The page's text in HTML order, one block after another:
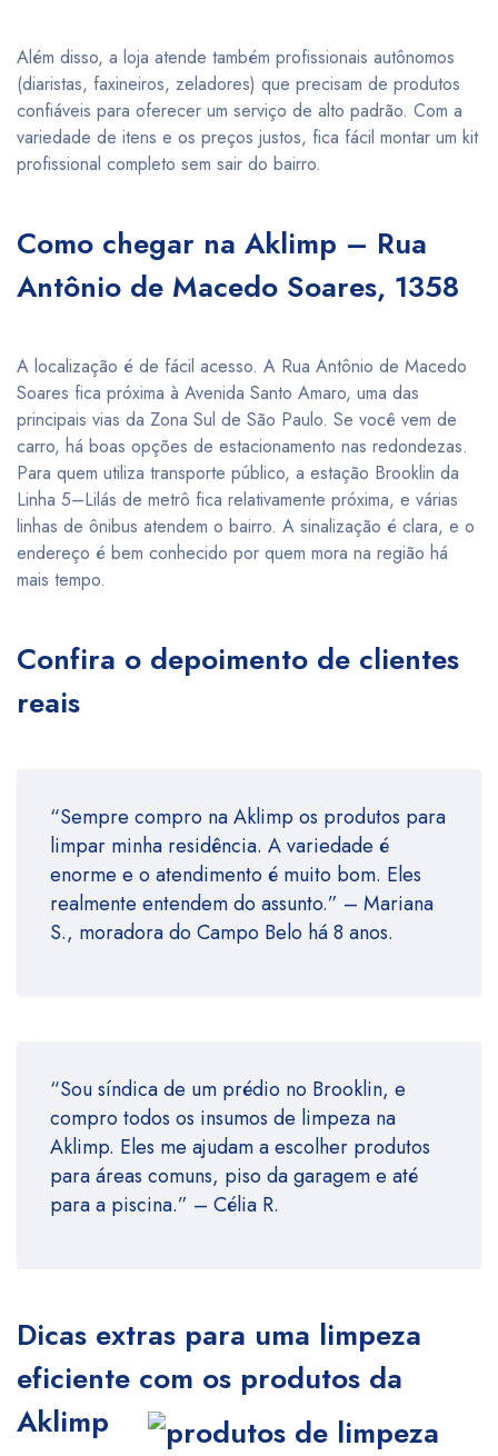
Além disso, a loja atende também profissionais autônomos
(diaristas, faxineiros, zeladores) que precisam de produtos
confiáveis para oferecer um serviço de alto padrão. Com a
variedade de itens e os preços justos, fica fácil montar um kit
profissional completo sem sair do bairro.
Como chegar na Aklimp – Rua
Antônio de Macedo Soares, 1358
A localização é de fácil acesso. A Rua Antônio de Macedo
Soares fica próxima à Avenida Santo Amaro, uma das
principais vias da Zona Sul de São Paulo. Se você vem de
carro, há boas opções de estacionamento nas redondezas.
Para quem utiliza transporte público, a estação Brooklin da
Linha 5–Lilás de metrô fica relativamente próxima, e várias
linhas de ônibus atendem o bairro. A sinalização é clara, e o
endereço é bem conhecido por quem mora na região há
mais tempo.
Confira o depoimento de clientes
reais
“Sempre compro na Aklimp os produtos para
limpar minha residência. A variedade é
enorme e o atendimento é muito bom. Eles
realmente entendem do assunto.” – Mariana
S., moradora do Campo Belo há 8 anos.
“Sou síndica de um prédio no Brooklin, e
compro todos os insumos de limpeza na
Aklimp. Eles me ajudam a escolher produtos
para áreas comuns, piso da garagem e até
para a piscina.” – Célia R.
Dicas extras para uma limpeza
eficiente com os produtos da
Aklimp